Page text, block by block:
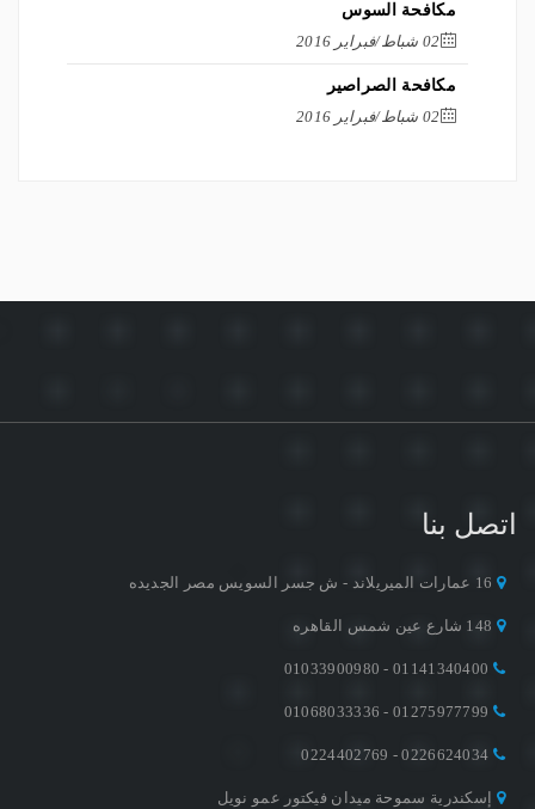
مكافحة السوس
02 شباط/فبراير 2016
مكافحة الصراصير
02 شباط/فبراير 2016
اتصل بنا
إسكندرية سموحة ميدان فيكتور عمو نويل